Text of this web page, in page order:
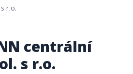
r.o.
centrální
s r.o.